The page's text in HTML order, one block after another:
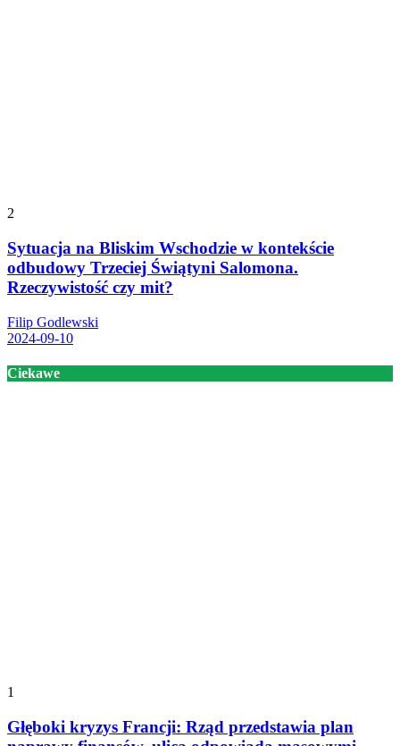
2
Sytuacja na Bliskim Wschodzie w kontekście
odbudowy Trzeciej Świątyni Salomona.
Rzeczywistość czy mit?
Filip Godlewski
2024-09-10
Ciekawe
1
Głęboki kryzys Francji: Rząd przedstawia plan